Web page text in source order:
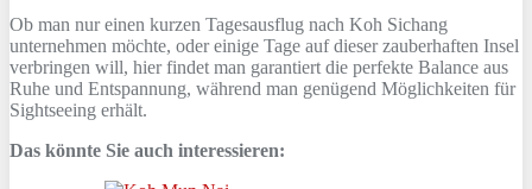
Ob man nur einen kurzen Tagesausflug nach Koh Sichang
unternehmen möchte, oder einige Tage auf dieser zauberhaften Insel
verbringen will, hier findet man garantiert die perfekte Balance aus
Ruhe und Entspannung, während man genügend Möglichkeiten für
Sightseeing erhält.
Das könnte Sie auch interessieren: